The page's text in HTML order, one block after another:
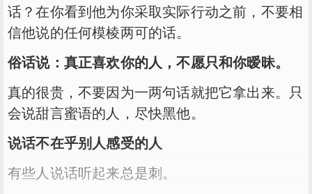
话？在你看到他为你采取实际行动之前，不要相
信他说的任何模棱两可的话。
俗话说：真正喜欢你的人，不愿只和你暧昧。
真的很贵，不要因为一两句话就把它拿出来。只
会说甜言蜜语的人，尽快黑他。
说话不在乎别人感受的人
有些人说话听起来总是刺。